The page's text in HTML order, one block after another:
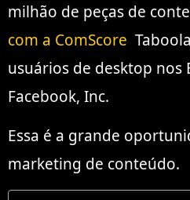
milhão de peças de
com a ComScore
usuários de desktop nos
Facebook, Inc.
Essa é a grande
marketing de conteúdo.